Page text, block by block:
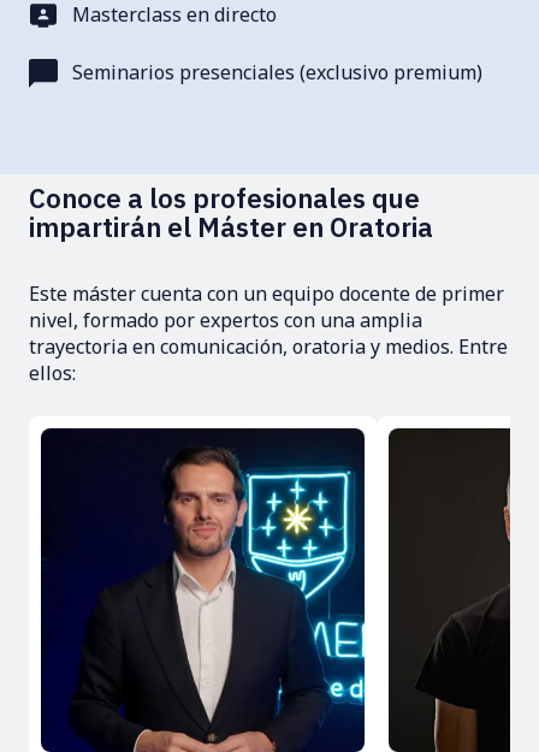
Masterclass en directo
Seminarios presenciales (exclusivo premium)
Conoce a los profesionales que
impartirán el Máster en Oratoria
Este máster cuenta con un equipo docente de primer
nivel, formado por expertos con una amplia
trayectoria en comunicación, oratoria y medios. Entre
ellos: